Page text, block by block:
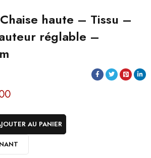
haute – Tissu –
réglable –
AU PANIER